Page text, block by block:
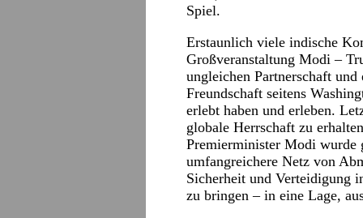
Spiel.
Erstaunlich viele indische
Großveranstaltung Modi –
ungleichen Partnerschaft
Freundschaft seitens
erlebt haben und erleben.
globale Herrschaft zu
Premierminister Modi wurde
umfangreichere Netz von
Sicherheit und Verteidigung
zu bringen – in eine Lage,